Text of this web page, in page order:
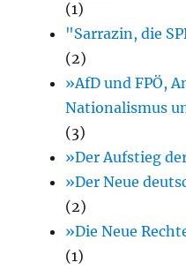
(1)
"Sarrazin, die
(2)
»AfD und FPÖ,
Nationalismus
(3)
»Der Aufstieg
»Der Neue
(2)
»Die Neue
(1)